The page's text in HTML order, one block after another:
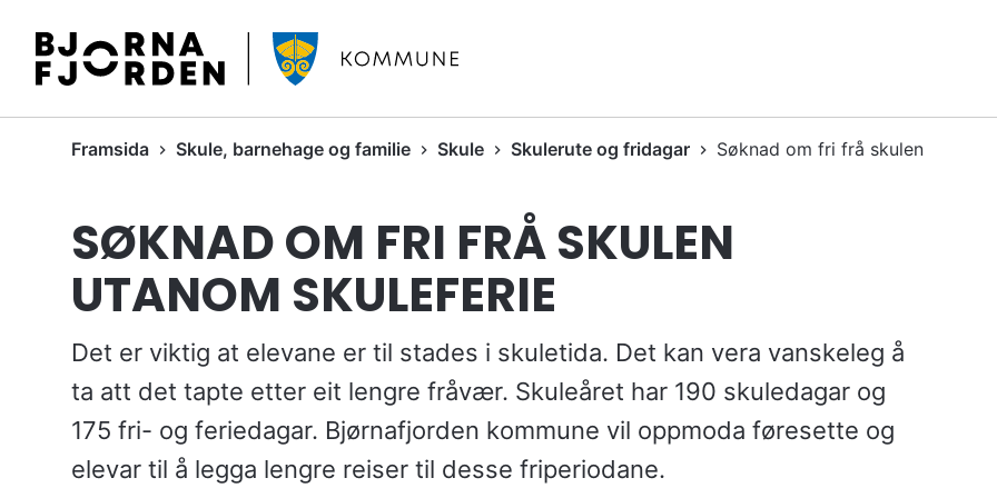
B
D
r
h
:
Framsida Skule, barnehage og familie Skule Skulerute og fridagar Søknad om fri frå skulen
SØKNAD OM FRI FRÅ SKULEN
UTANOM SKULEFERIE
Det er viktig at elevane er til stades i skuletida. Det kan vera vanskeleg å
ta att det tapte etter eit lengre fråvær. Skuleåret har 190 skuledagar og
175 fri- og feriedagar. Bjørnafjorden kommune vil oppmoda føresette og
elevar til å legga lengre reiser til desse friperiodane.